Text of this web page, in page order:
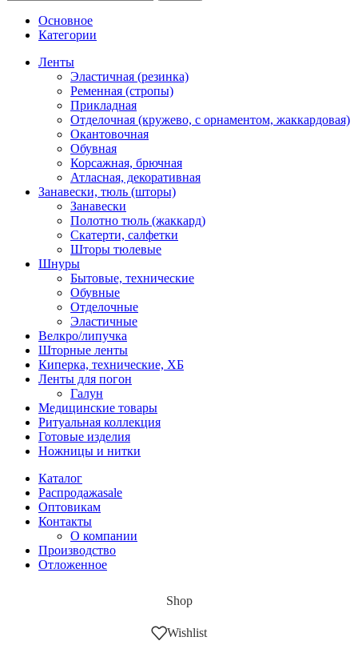
Основное
Категории
Ленты
Эластичная (резинка)
Ременная (стропы)
Прикладная
Отделочная (кружево, с орнаментом, жаккардовая)
Окантовочная
Обувная
Корсажная, брючная
Атласная, декоративная
Занавески, тюль (шторы)
Занавески
Полотно тюль (жаккард)
Скатерти, салфетки
Шторы тюлевые
Шнуры
Бытовые, технические
Обувные
Отделочные
Эластичные
Велкро/липучка
Шторные ленты
Киперка, технические, ХБ
Ленты для погон
Галун
Медицинские товары
Ритуальная коллекция
Готовые изделия
Ножницы и нитки
Каталог
Распродажаsale
Оптовикам
Контакты
О компании
Производство
Отложенное
Shop
Wishlist